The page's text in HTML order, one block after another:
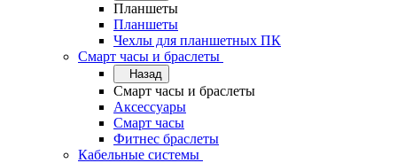
Планшеты
Планшеты
Чехлы для планшетных ПК
Смарт часы и браслеты
Назад
Смарт часы и браслеты
Аксессуары
Смарт часы
Фитнес браслеты
Кабельные системы